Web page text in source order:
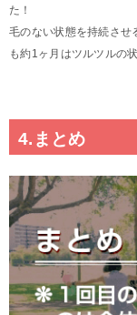
た！
毛のない状態を持続させ
も約1ヶ月はツルツルの
4.まとめ